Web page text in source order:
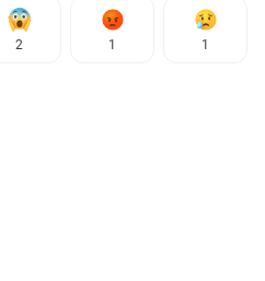
2 1 1